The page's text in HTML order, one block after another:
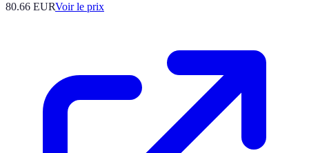
80.66 EURVoir le prix